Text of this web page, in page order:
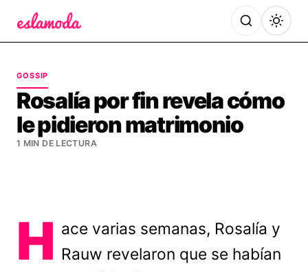
GOSSIP
Rosalía por fin revela cómo
le pidieron matrimonio
1 MIN DE LECTURA
H ace varias semanas, Rosalía y
Rauw revelaron que se habían